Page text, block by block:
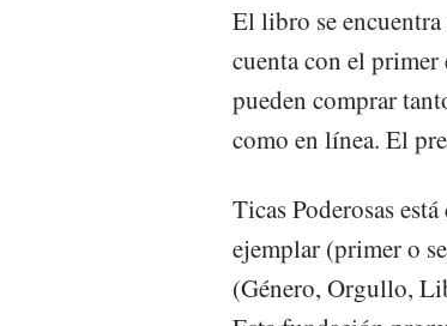
El libro se
cuenta con el
pueden comprar
como en línea. El
Ticas Poderosas
ejemplar (primer o
(Género, Orgullo,